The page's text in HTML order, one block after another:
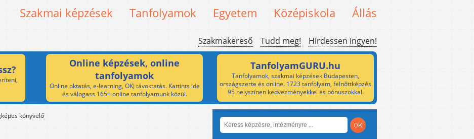
Szakmai képzések Tanfolyamok Egyetem Középiskola Állás
Szakmakereső Tudd meg! Hirdessen ingyen!
Online képzések, online
tanfolyamok
Online oktatás, e-learning, OKJ távoktatás. Kattints ide
és válogass 165+ online tanfolyamunk közül.
TanfolyamGURU.hu
Tanfolyamok, szakmai képzések Budapesten,
országszerte és online. 1723 tanfolyam, felnőttképzés
95 helyszínen kedvezményekkel és bónuszokkal.
könyvelő